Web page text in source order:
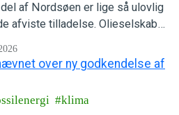
af Nordsøen er lige så ulovlig
afviste tilladelse. Olieselskabet,
og klima, som der står i loven.
en ny…
klima